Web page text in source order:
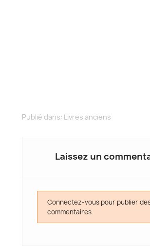
Publié dans: Livres anciens
Laissez un
Connectez-vous pour publier
commentaires